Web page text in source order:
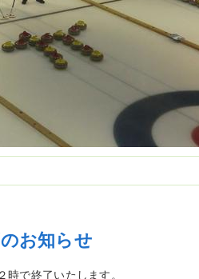
お知らせ
で終了いたします。